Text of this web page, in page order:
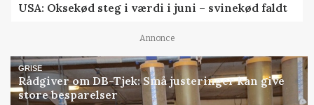
USA: Oksekød steg i værdi i juni – svinekød faldt
Annonce
GRISE
Rådgiver om DB-Tjek: Små justeringer kan give
store besparelser